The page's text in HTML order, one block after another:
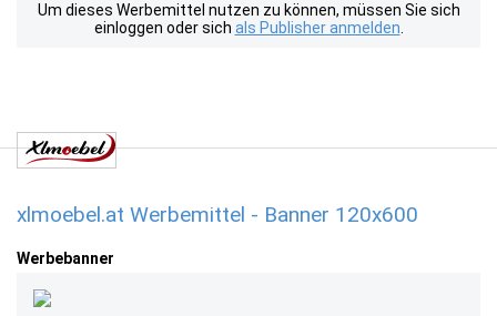
Um dieses Werbemittel nutzen zu können, müssen Sie sich
einloggen oder sich als Publisher anmelden
xlmoebel.at Werbemittel - Banner 120x600
Werbebanner